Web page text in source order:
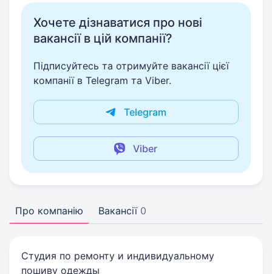
Хочете дізнаватися про нові
вакансії в цій компанії?
Підписуйтесь та отримуйте вакансії цієї
компанії в Telegram та Viber.
Telegram
Viber
Про компанію Вакансії 0
Студия по ремонту и индивидуальному
пошиву одежды